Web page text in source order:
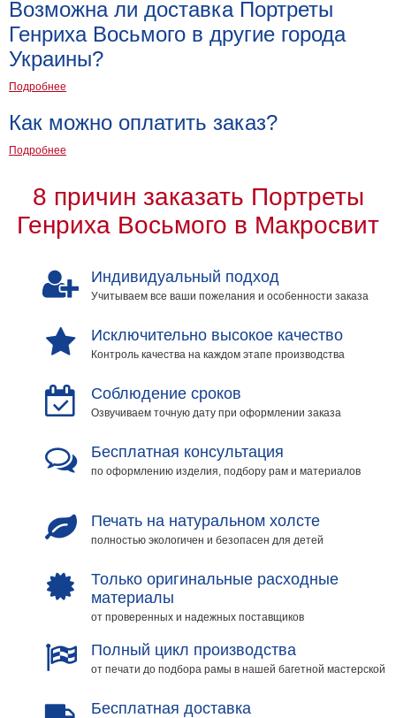
Детские
Черно
белые
Автомобили
Девушки
Ретро
кухню
Советские
группы
спальню
Природа
Футбол
Мотивирующие
Багетная
мастерская
Возможна ли доставка Портреты
Генриха Восьмого в другие города
Украины?
Подробнее
Как можно оплатить заказ?
Подробнее
8 причин заказать Портреты
Генриха Восьмого в Макросвит
Индивидуальный подход
Учитываем все ваши пожелания и особенности заказа
Исключительно высокое качество
Контроль качества на каждом этапе производства
Соблюдение сроков
Озвучиваем точную дату при оформлении заказа
Бесплатная консультация
по оформлению изделия, подбору рам и материалов
Печать на натуральном холсте
полностью экологичен и безопасен для детей
Только оригинальные расходные
материалы
от проверенных и надежных поставщиков
Полный цикл производства
от печати до подбора рамы в нашей багетной мастерской
Бесплатная доставка